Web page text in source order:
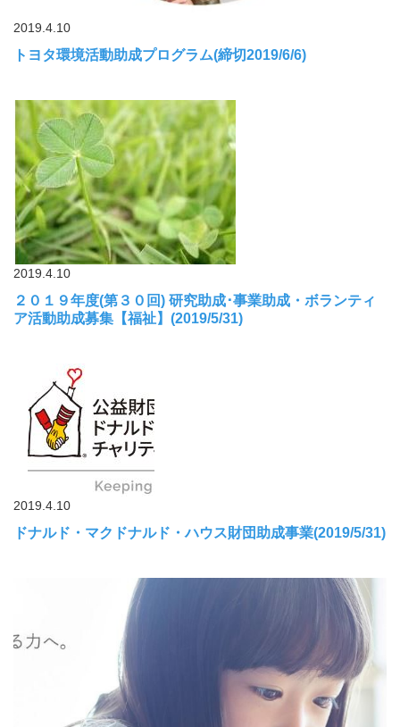
2019.4.10
トヨタ環境活動助成プログラム(締切2019/6/6)
2019.4.10
２０１９年度(第３０回) 研究助成･事業助成・ボランティ
ア活動助成募集【福祉】(2019/5/31)
2019.4.10
ドナルド・マクドナルド・ハウス財団助成事業(2019/5/31)